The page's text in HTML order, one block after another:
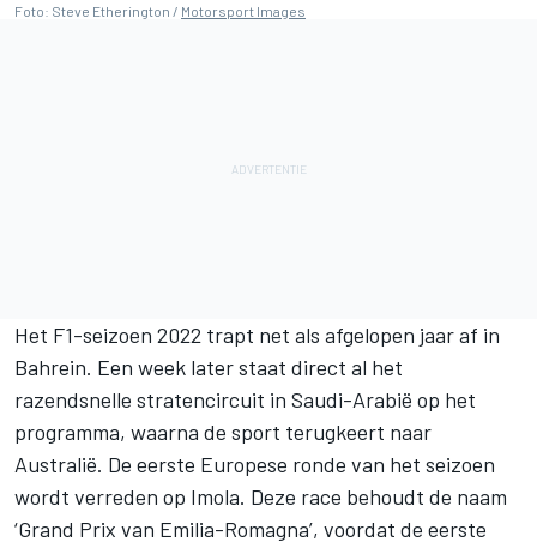
Foto: Steve Etherington / Motorsport Images
Het F1-seizoen 2022 trapt net als afgelopen jaar af in
Bahrein. Een week later staat direct al het
razendsnelle stratencircuit in Saudi-Arabië op het
programma, waarna de sport terugkeert naar
Australië. De eerste Europese ronde van het seizoen
wordt verreden op Imola. Deze race behoudt de naam
‘Grand Prix van Emilia-Romagna’, voordat de eerste